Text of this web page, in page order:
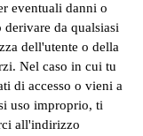
eventuali danni o
da qualsiasi
dell'utente o della
Nel caso in cui tu
di accesso o vieni a
uso improprio, ti
all'indirizzo